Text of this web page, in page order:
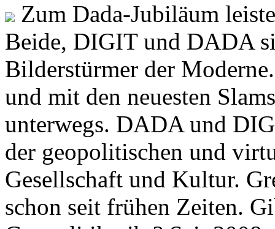
Zum Dada-Jubiläum
Beide, DIGIT und DADA
Bilderstürmer der
und mit den neuesten
unterwegs. DADA und
der geopolitischen und
Gesellschaft und Kultur.
schon seit frühen Zeiten.